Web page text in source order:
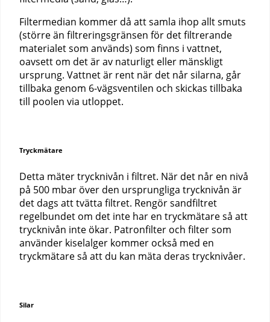
Filtermedian kommer då att samla ihop allt smuts
(större än filtreringsgränsen för det filtrerande
materialet som används) som finns i vattnet,
oavsett om det är av naturligt eller mänskligt
ursprung. Vattnet är rent när det når silarna, går
tillbaka genom 6-vägsventilen och skickas tillbaka
till poolen via utloppet.
Tryckmätare
Detta mäter trycknivån i filtret. När det når en nivå
på 500 mbar över den ursprungliga trycknivån är
det dags att tvätta filtret. Rengör sandfiltret
regelbundet om det inte har en tryckmätare så att
trycknivån inte ökar. Patronfilter och filter som
använder kiselalger kommer också med en
tryckmätare så att du kan mäta deras trycknivåer.
Silar